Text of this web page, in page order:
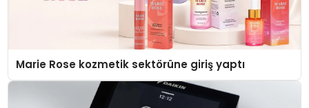
Marie Rose kozmetik sektörüne giriş yaptı